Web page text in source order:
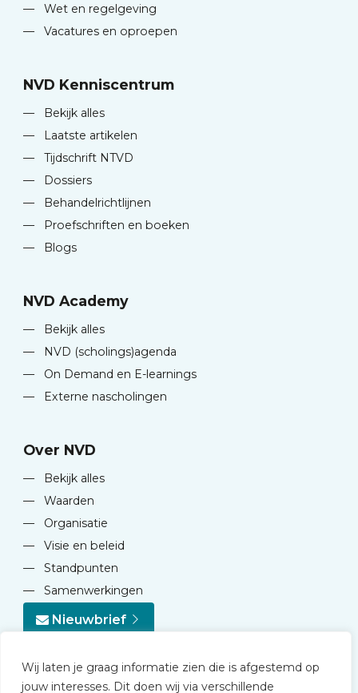
Wij laten je graag informatie zien die is afgestemd op
jouw interesses. Dit doen wij via verschillende
—
Wet en regelgeving
—
Vacatures en oproepen
NVD Kenniscentrum
—
Bekijk alles
—
Laatste artikelen
—
Tijdschrift NTVD
—
Dossiers
—
Behandelrichtlijnen
—
Proefschriften en boeken
—
Blogs
NVD Academy
—
Bekijk alles
—
NVD (scholings)agenda
—
On Demand en E-learnings
—
Externe nascholingen
Over NVD
—
Bekijk alles
—
Waarden
—
Organisatie
—
Visie en beleid
—
Standpunten
—
Samenwerkingen
Nieuwbrief